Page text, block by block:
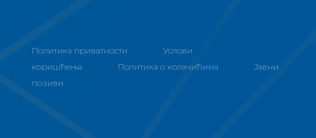
Политика приватности
Услови
коришћења
Политика о колачићима
Јавни
позиви